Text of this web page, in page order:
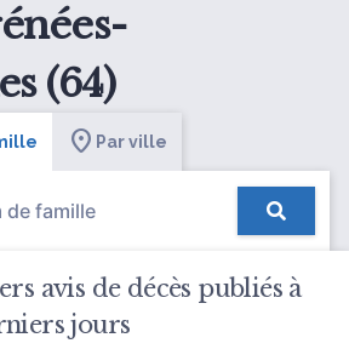
(64)
Par ville
avis de décès publiés à
jours